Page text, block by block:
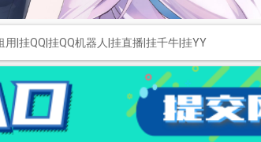
|挂QQ|挂QQ机器人|挂直播|挂千牛|挂YY